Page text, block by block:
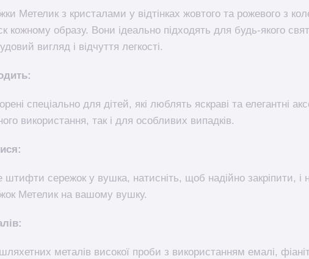
Метелик з кристалами у відтінках жовтого та рожевого з
кожному образу. Вони ідеально підходять для будь-якого
вигляд і відчуття легкості.
спеціально для дітей, які люблять яскраві та елегантні
використання, так і для особливих випадків.
штифти сережок у вушка, натисніть, щоб надійно закріпити,
Метелик на вашому вушку.
металів високої проби з використанням емалі,